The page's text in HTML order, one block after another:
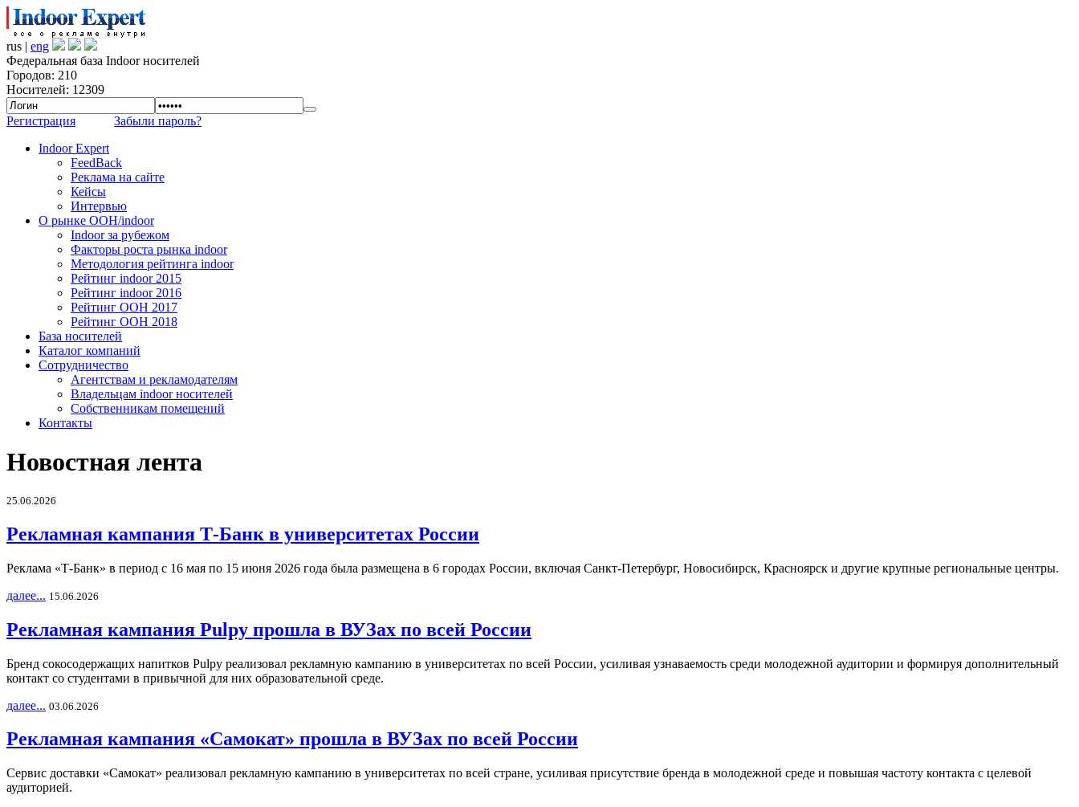
rus | eng
Федеральная база Indoor носителей
Городов: 210
Носителей: 12309
Регистрация
Забыли пароль?
Indoor Expert
FeedBack
Реклама на сайте
Кейсы
Интервью
О рынке OOH/indoor
Indoor за рубежом
Факторы роста рынка indoor
Методология рейтинга indoor
Рейтинг indoor 2015
Рейтинг indoor 2016
Рейтинг OOH 2017
Рейтинг OOH 2018
База носителей
Каталог компаний
Сотрудничество
Агентствам и рекламодателям
Владельцам indoor носителей
Собственникам помещений
Контакты
Новостная лента
25.06.2026
Рекламная кампания Т-Банк в университетах России
Реклама «Т-Банк» в период с 16 мая по 15 июня 2026 года была размещена в 6 городах России, включая Санкт-Петербург, Новосибирск, Красноярск и другие крупные региональные центры.
далее... 15.06.2026
Рекламная кампания Pulpy прошла в ВУЗах по всей России
Бренд сокосодержащих напитков Pulpy реализовал рекламную кампанию в университетах по всей России, усиливая узнаваемость среди молодежной аудитории и формируя дополнительный
контакт со студентами в привычной для них образовательной среде.
далее... 03.06.2026
Рекламная кампания «Самокат» прошла в ВУЗах по всей России
Сервис доставки «Самокат» реализовал рекламную кампанию в университетах по всей стране, усиливая присутствие бренда в молодежной среде и повышая частоту контакта с целевой
аудиторией.